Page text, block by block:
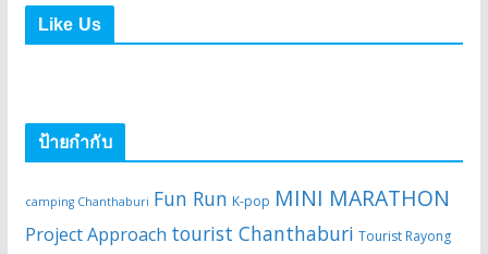
Like Us
ป้ายกำกับ
camping Chanthaburi Fun Run K-pop MINI MARATHON
Project Approach tourist Chanthaburi Tourist Rayong